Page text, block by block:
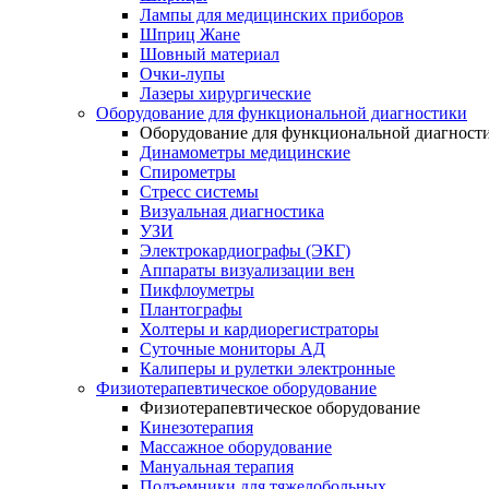
Лампы для медицинских приборов
Шприц Жане
Шовный материал
Очки-лупы
Лазеры хирургические
Оборудование для функциональной диагностики
Оборудование для функциональной
Динамометры медицинские
Спирометры
Стресс системы
Визуальная диагностика
УЗИ
Электрокардиографы (ЭКГ)
Аппараты визуализации вен
Пикфлоуметры
Плантографы
Холтеры и кардиорегистраторы
Суточные мониторы АД
Калиперы и рулетки электронные
Физиотерапевтическое оборудование
Физиотерапевтическое оборудование
Кинезотерапия
Массажное оборудование
Мануальная терапия